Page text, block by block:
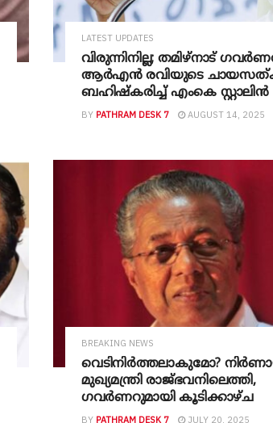
LATEST UPDATES
​വിരുന്നിനില്ല; തമിഴ്നാട്
ആർഎൻ രവിയുടെ
ബഹിഷ്കരിച്ച് എംകെ സ്റ്റാലിൻ
BY PATHRAM DESK 7 AUGUST 14, 2025
BREAKING NEWS
വെടിനി‍ര്‍ത്തലാകുമോ?
മുഖ്യമന്ത്രി രാജ്ഭവനിലെത്തി,
ഗവർണറുമായി കൂടിക്കാഴ്ച
BY PATHRAM DESK 7 JULY 20, 2025